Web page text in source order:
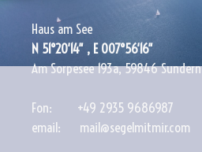
Haus am See
N 51°20′14″ , E 007°56′16″
Am Sorpesee 193a, 59846 Sundern
Fon: +49 2935 9686987
email: mail@segelmitmir.com